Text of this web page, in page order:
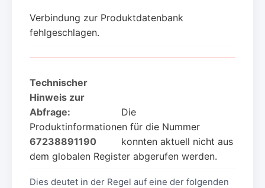
Verbindung zur Produktdatenbank
fehlgeschlagen.
Technischer
Hinweis zur
Abfrage:
Die
Produktinformationen für die Nummer
67238891190
konnten aktuell nicht aus
dem globalen Register abgerufen werden.
Dies deutet in der Regel auf eine der folgenden